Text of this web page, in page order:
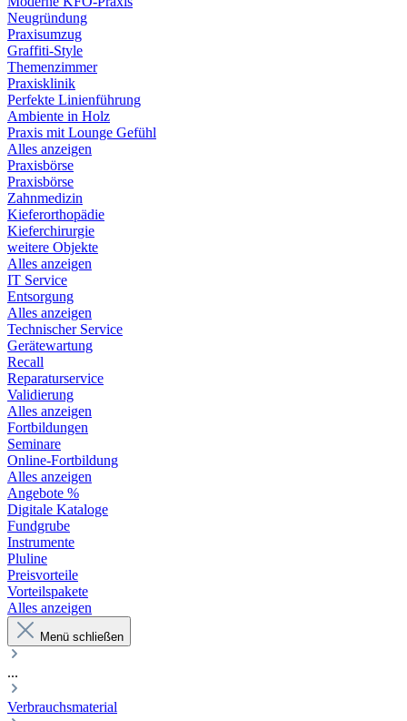
Neugründung
Praxisumzug
Graffiti-Style
Themenzimmer
Praxisklinik
Perfekte Linienführung
Ambiente in Holz
Praxis mit Lounge Gefühl
Alles anzeigen
Praxisbörse
Praxisbörse
Zahnmedizin
Kieferorthopädie
Kieferchirurgie
weitere Objekte
Alles anzeigen
IT Service
Entsorgung
Alles anzeigen
Technischer Service
Gerätewartung
Recall
Reparaturservice
Validierung
Alles anzeigen
Fortbildungen
Seminare
Online-Fortbildung
Alles anzeigen
Angebote %
Digitale Kataloge
Fundgrube
Instrumente
Pluline
Preisvorteile
Vorteilspakete
Alles anzeigen
Menü schließen
...
Verbrauchsmaterial